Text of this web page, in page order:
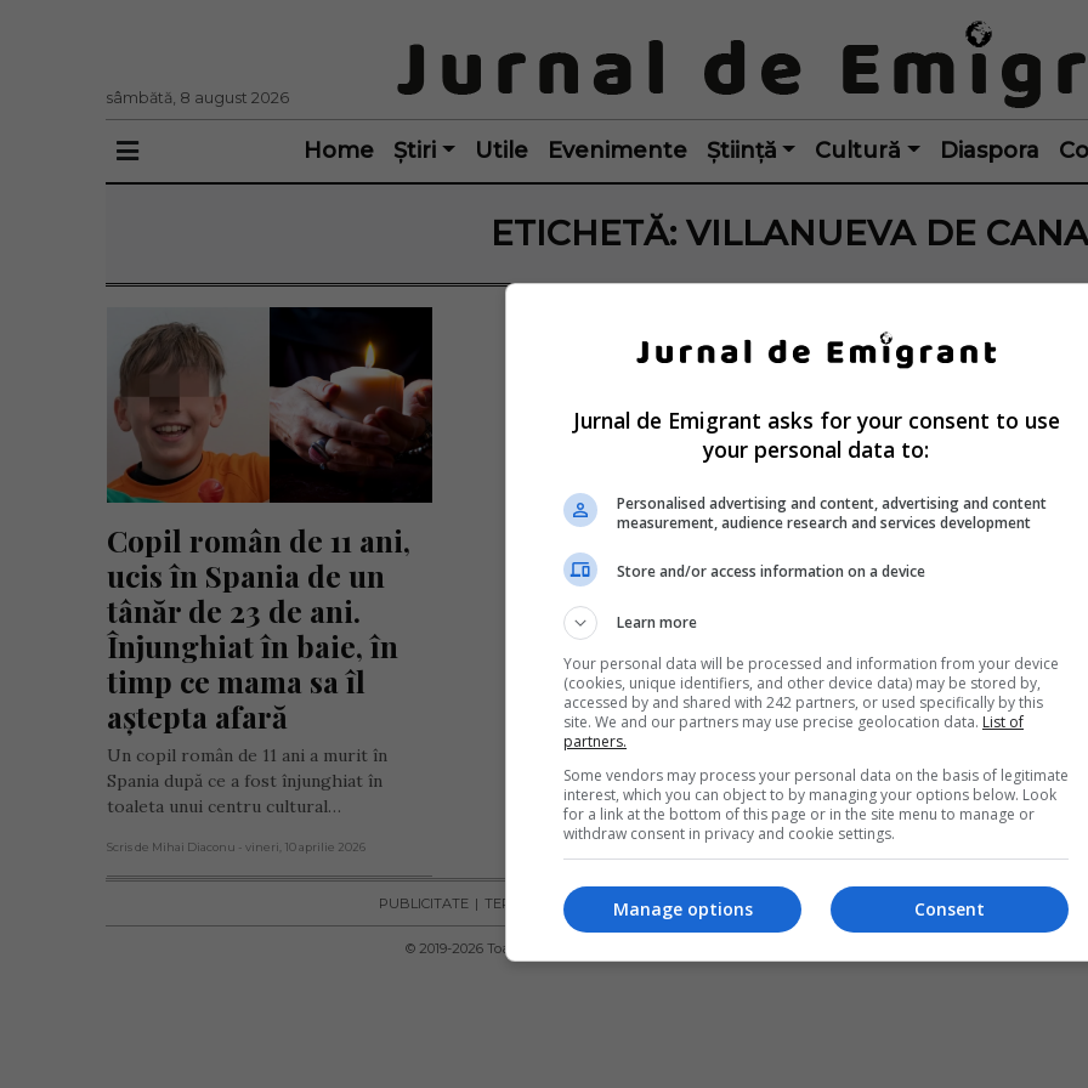
sâmbătă, 8 august 2026
Home Știri Utile Evenimente Știință Cultură Diaspora
ETICHETĂ: VILLANUEVA DE
Copil român de 11 ani,
ucis în Spania de un
tânăr de 23 de ani.
Înjunghiat în baie, în
timp ce mama sa îl
aștepta afară
Un copil român de 11 ani a murit în
Spania după ce a fost înjunghiat în
toaleta unui centru cultural…
Scris de Mihai Diaconu - vineri, 10 aprilie 2026
PUBLICITATE TERMENI ȘI CONDIȚII DE UTILIZARE POLITICA DE CONFIDENȚIALITATE POLITICA
© 2019-2026 Toate drepturile rezervate Diaspora Media Network S.R.L - Interzisă copierea conținutului
Jurnal de Emigrant asks for your consent to use
your personal data to:
Personalised advertising and content, advertising and content
measurement, audience research and services development
Store and/or access information on a device
Learn more
Your personal data will be processed and information from your device
(cookies, unique identifiers, and other device data) may be stored by,
accessed by and shared with 242 partners, or used specifically by this
site. We and our partners may use precise geolocation data. List of
partners.
Some vendors may process your personal data on the basis of legitimate
interest, which you can object to by managing your options below. Look
for a link at the bottom of this page or in the site menu to manage or
withdraw consent in privacy and cookie settings.
Consent
Manage options